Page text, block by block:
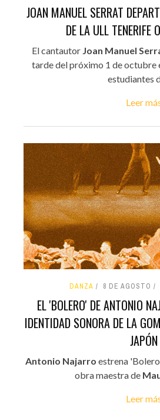
JOAN MANUEL SERRAT
DE LA ULL TENERIFE
El cantautor Joan Manuel
tarde del próximo 1 de octubre
estudiantes
Leer
DANZA 8 DE AGOSTO
EL 'BOLERO' DE ANTONIO
IDENTIDAD SONORA DE LA
JAPÓN
Antonio Najarro estrena
obra maestra de
Leer